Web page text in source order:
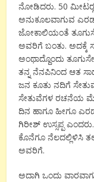
ನೋಡಿದರು. 50
ಅನುಕೂಲವಾಗುವ
ಜೋಕಾಲಿಯಂತೆ
ಅವರಿಗೆ ಬಂತು.
ಅಂಥಾದ್ದೊಂದು
ತನ್ನ ನೆನಪಿನಿಂದ ಆತ
ಜನ ಕೂತು ನದಿಗೆ
ಸೇತುವೆಗಳ ರಚನೆಯ
ದಿನ ಹಾಗೂ ಹೀಗೂ
ಗಿರೀಶ್ ಉಸ್ಸಪ್ಪ
ಕೊನೆಗೂ ನೆಲದಲ್ಲಿಳಿಸಿ
ಅವರಿಗೆ.
ಅದಾಗಿ ಒಂದು